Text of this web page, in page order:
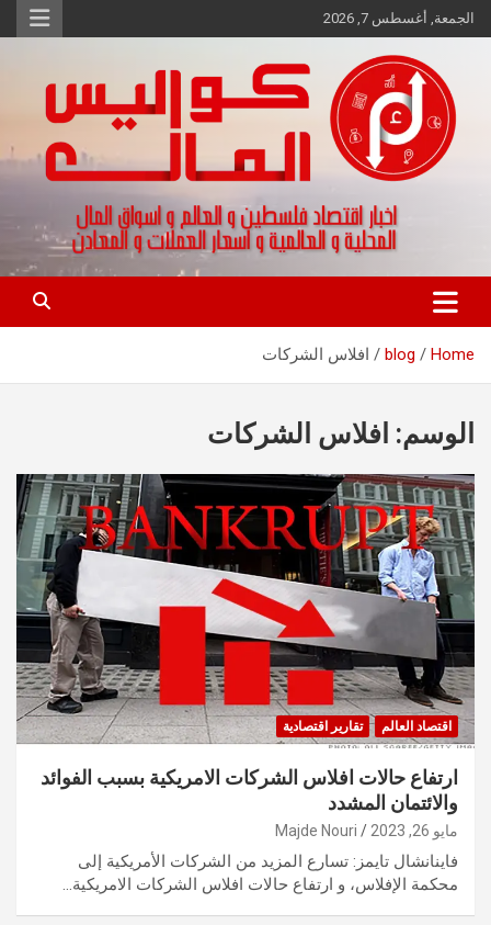
Skip
to
الجمعة, أغسطس 7, 2026
كواليس المال
اخبار اقتصاد فلسطين و العالم و تقارير اسواق المال و العملات
Home
blog افلاس الشركات
الوسم: افلاس الشركات
اقتصاد العالم تقارير اقتصادية
ارتفاع حالات افلاس الشركات الامريكية بسبب الفوائد
والائتمان المشدد
مايو 26, 2023 Majde Nouri
فاينانشال تايمز: تسارع المزيد من الشركات الأمريكية إلى
محكمة الإفلاس، و ارتفاع حالات افلاس الشركات الامريكية…